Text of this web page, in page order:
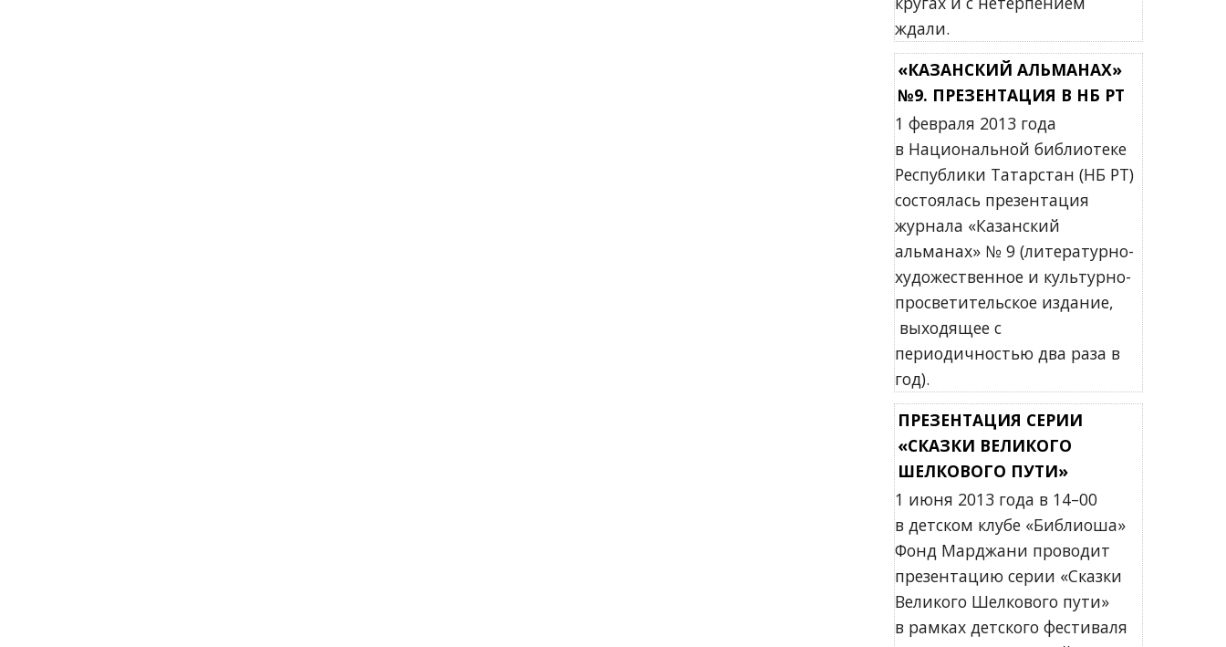
ждали.
«КАЗАНСКИЙ АЛЬМАНАХ»
№9. ПРЕЗЕНТАЦИЯ В НБ РТ
1 февраля 2013 года
в Национальной библиотеке
Республики Татарстан (НБ РТ)
состоялась презентация
журнала «Казанский
альманах» № 9 (литературно-
художественное и культурно-
просветительское издание,
выходящее с
периодичностью два раза в
год).
ПРЕЗЕНТАЦИЯ СЕРИИ
«СКАЗКИ ВЕЛИКОГО
ШЕЛКОВОГО ПУТИ»
1 июня 2013 года в 14–00
в детском клубе «Библиоша»
Фонд Марджани проводит
презентацию серии «Сказки
Великого Шелкового пути»
в рамках детского фестиваля